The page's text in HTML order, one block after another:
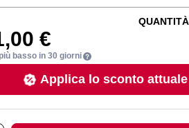
€
basso in 30 giorni
Applica lo sconto attuale